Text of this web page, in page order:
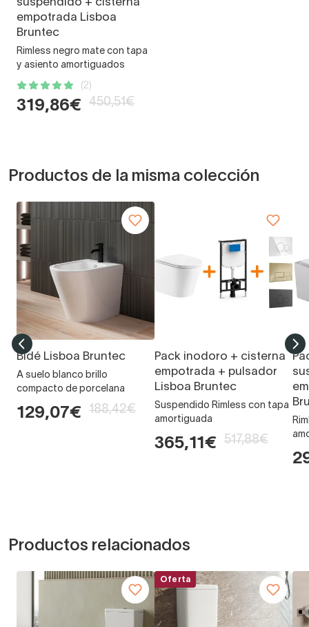
suspendido + cisterna
empotrada Lisboa
Bruntec
Rimless negro mate con tapa
y asiento amortiguados
(2)
319,86€ 450,51€
Productos de la misma colección
Bidé Lisboa Bruntec
A suelo blanco brillo
compacto de porcelana
129,07€ 188,42€
Pack inodoro + cisterna
empotrada + pulsador
Lisboa Bruntec
Suspendido Rimless con tapa
amortiguada
365,11€ 517,88€
Productos relacionados
Oferta